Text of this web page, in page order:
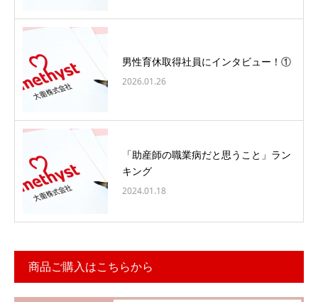
男性育休取得社員にインタビュー！①
2026.01.26
「助産師の職業病だと思うこと」ラン
キング
2024.01.18
商品ご購入はこちらから